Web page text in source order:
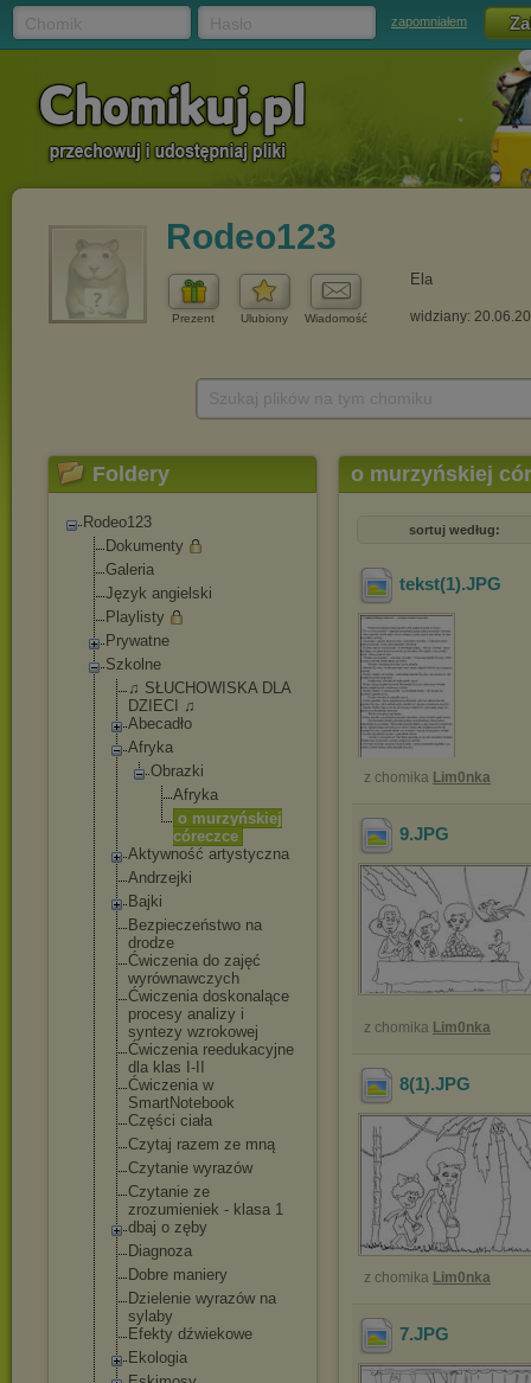
zapomniałem
Rodeo123
Prezent Ulubiony Wiadomość
Ela
widziany:
Foldery
Rodeo123
Dokumenty
Galeria
Język angielski
Playlisty
Prywatne
Szkolne
♫ SŁUCHOWISKA DLA
DZIECI ♫
Abecadło
Afryka
Obrazki
Afryka
o murzyńskiej
córeczce
Aktywność artystyczna
Andrzejki
Bajki
Bezpieczeństwo na
drodze
Ćwiczenia do zajęć
wyrównawczych
Ćwiczenia doskonalące
procesy analizy i
syntezy wzrokowej
Ćwiczenia reedukacyjne
dla klas I-II
Ćwiczenia w
SmartNotebook
Części ciała
Czytaj razem ze mną
Czytanie wyrazów
Czytanie ze
zrozumieniek - klasa 1
dbaj o zęby
Diagnoza
Dobre maniery
Dzielenie wyrazów na
sylaby
Efekty dźwiekowe
Ekologia
o murzyńskiej
sortuj według:
tekst(1).JPG
z chomika Lim0nka
9.JPG
z chomika Lim0nka
8(1).JPG
z chomika Lim0nka
7.JPG